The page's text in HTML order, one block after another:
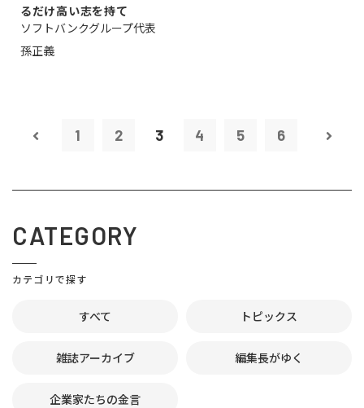
るだけ高い志を持て
ソフトバンクグループ代表
孫正義
1 2 3 4 5 6
CATEGORY
カテゴリで探す
すべて トピックス
雑誌アーカイブ 編集長がゆく
企業家たちの金言